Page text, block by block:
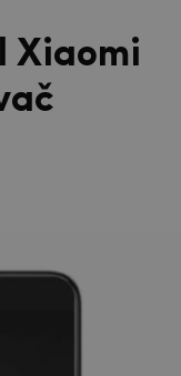
Xiaomi